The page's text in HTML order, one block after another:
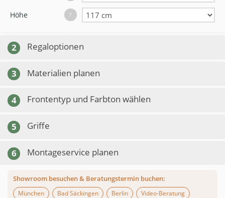
Höhe ?
2 Regaloptionen
3 Materialien planen
4 Frontentyp und Farbton wählen
5 Griffe
6 Montageservice planen
Showroom besuchen & Beratungstermin buchen:
München
Bad Säckingen Berlin
Video-Beratung